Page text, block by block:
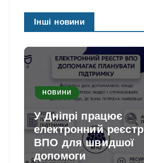
Інші новини
НОВИНИ
У Дніпрі працює
електронний реєстр
ВПО для швидшої
допомоги